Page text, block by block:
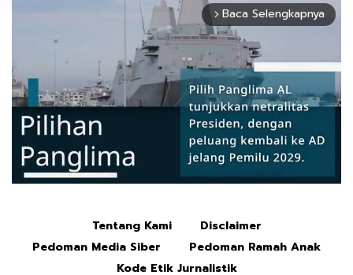
arrow_forward_ios Baca Selengkapnya
Tentang Kami
Disclaimer
Pedoman Media Siber
Pedoman Ramah Anak
Kode Etik Jurnalistik